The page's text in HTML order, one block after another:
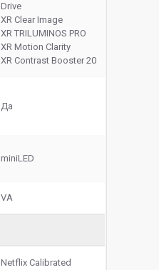
Drive
XR Clear Image
XR TRILUMINOS PRO
XR Motion Clarity
XR Contrast Booster 20
Да
miniLED
VA
Netflix Calibrated